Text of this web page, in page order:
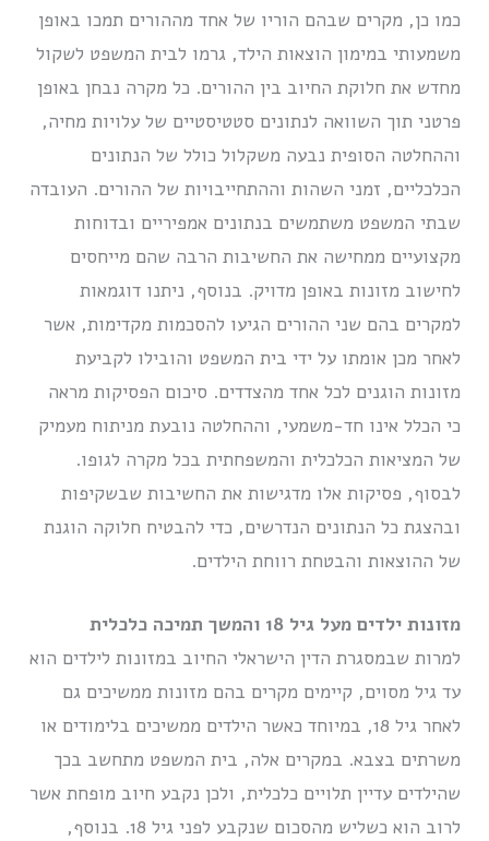
כמו כן, מקרים שבהם הוריו של אחד מההורים תמכו באופן
משמעותי במימון הוצאות הילד, גרמו לבית המשפט לשקול
מחדש את חלוקת החיוב בין ההורים. כל מקרה נבחן באופן
פרטני תוך השוואה לנתונים סטטיסטיים של עלויות מחיה,
וההחלטה הסופית נבעה משקלול כולל של הנתונים
הכלכליים, זמני השהות וההתחייבויות של ההורים. העובדה
שבתי המשפט משתמשים בנתונים אמפיריים ובדוחות
מקצועיים ממחישה את החשיבות הרבה שהם מייחסים
לחישוב מזונות באופן מדויק. בנוסף, ניתנו דוגמאות
למקרים בהם שני ההורים הגיעו להסכמות מקדימות, אשר
לאחר מכן אומתו על ידי בית המשפט והובילו לקביעת
מזונות הוגנים לכל אחד מהצדדים. סיכום הפסיקות מראה
כי הכלל אינו חד-משמעי, וההחלטה נובעת מניתוח מעמיק
של המציאות הכלכלית והמשפחתית בכל מקרה לגופו.
לבסוף, פסיקות אלו מדגישות את החשיבות שבשקיפות
ובהצגת כל הנתונים הנדרשים, כדי להבטיח חלוקה הוגנת
של ההוצאות והבטחת רווחת הילדים.
מזונות ילדים מעל גיל 18 והמשך תמיכה כלכלית
למרות שבמסגרת הדין הישראלי החיוב במזונות לילדים הוא
עד גיל מסוים, קיימים מקרים בהם מזונות ממשיכים גם
לאחר גיל 18, במיוחד כאשר הילדים ממשיכים בלימודים או
משרתים בצבא. במקרים אלה, בית המשפט מתחשב בכך
שהילדים עדיין תלויים כלכלית, ולכן נקבע חיוב מופחת אשר
לרוב הוא כשליש מהסכום שנקבע לפני גיל 18. בנוסף,